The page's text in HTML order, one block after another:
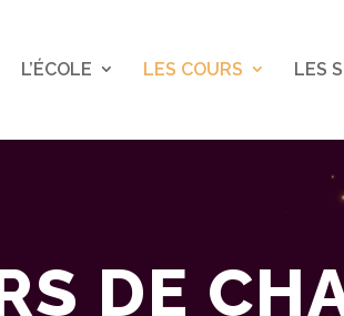
L’ÉCOLE LES COURS LES
DE